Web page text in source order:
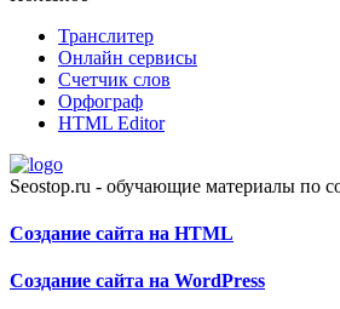
Транслитер
Онлайн сервисы
Счетчик слов
Орфограф
HTML Editor
Seostop.ru - обучающие материалы по
Создание сайта на HTML
Создание сайта на WordPress